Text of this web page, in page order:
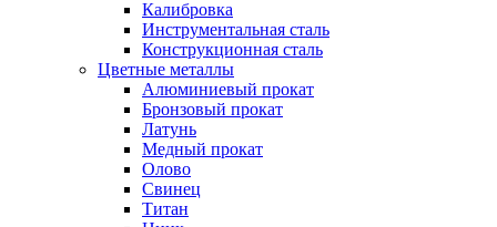
Калибровка
Инструментальная сталь
Конструкционная сталь
Цветные металлы
Алюминиевый прокат
Бронзовый прокат
Латунь
Медный прокат
Олово
Свинец
Титан